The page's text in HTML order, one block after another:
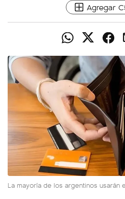
Agregar
La mayoría de los argentinos usarán